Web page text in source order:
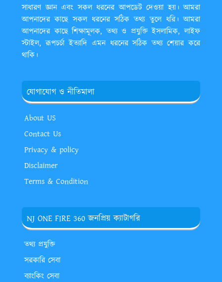
সাধারণ জ্ঞান এবং সকল ধরনের আপডেট দেওয়া হয়। আমরা
আপনাদের কাছে সকল ধরনের সঠিক তথ্য তুলে ধরি। আমরা
আপনাদের কাছে শিক্ষামূলক, তথ্য ও প্রযুক্তি ইসলামিক, লাইফ
স্টাইল, রূপচর্চা ইত্যাদি এমন ধরনের সঠিক তথ্য শেয়ার করে
থাকি।
যোগাযোগ ও নীতিমালা
About US
Contact Us
Privacy & policy
Disclaimer
Terms & Condition
NJ ONE FIRE 360 জনপ্রিয় ক্যাটাগরি
তথ্য প্রযুক্তি
সরকারি সেবা
ব্যাংকিং সেবা